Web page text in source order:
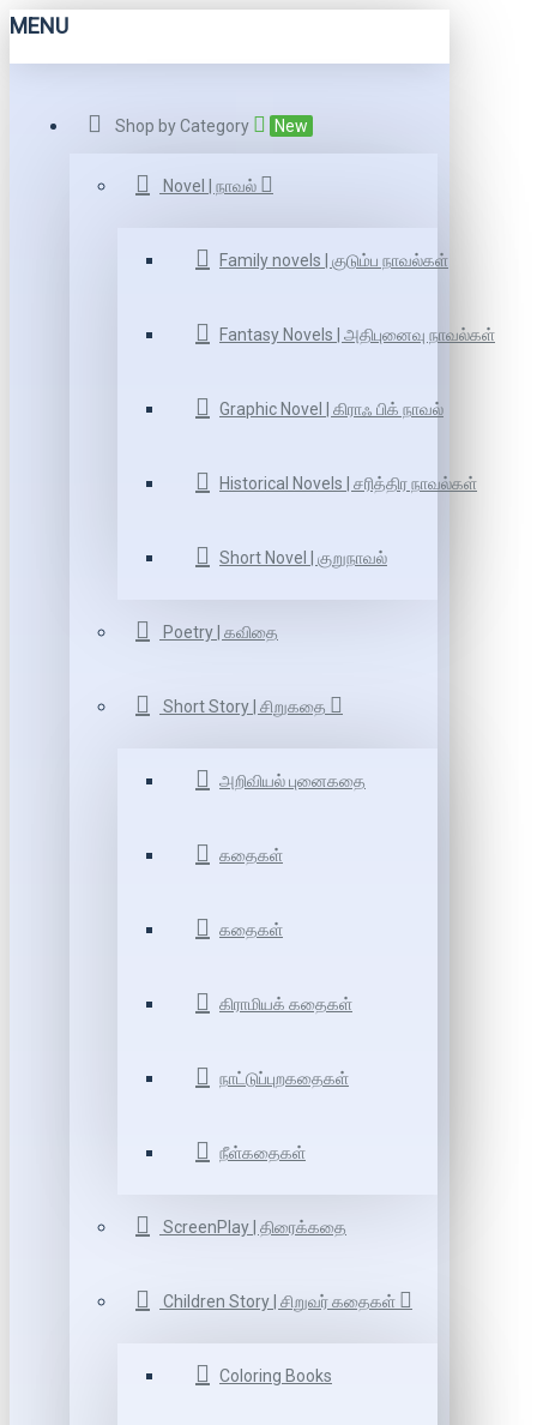
MENU
Shop by Category New
Novel | நாவல்
Family novels | குடும்ப நாவல்கள்
Fantasy Novels | அதிபுனைவு நாவல்கள்
Graphic Novel | கிராஃ பிக் நாவல்
Historical Novels | சரித்திர நாவல்கள்
Short Novel | குறுநாவல்
Poetry | கவிதை
Short Story | சிறுகதை
அறிவியல் புனைகதை
கதைகள்
கதைகள்
கிராமியக் கதைகள்
நாட்டுப்புறகதைகள்
நீள்கதைகள்
ScreenPlay | திரைக்கதை
Children Story | சிறுவர் கதைகள்
Coloring Books